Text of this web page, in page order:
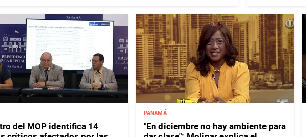
del MOP identifica 14
PANAMÁ
"En diciembre no hay ambiente para